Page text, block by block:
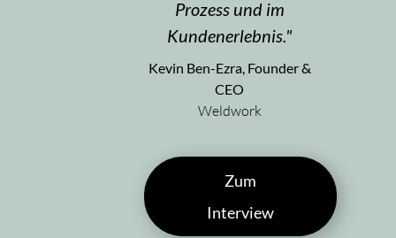
Prozess und im
Kundenerlebnis.
Kevin Ben-Ezra, Founder &
CEO
Weldwork
Zum
Interview